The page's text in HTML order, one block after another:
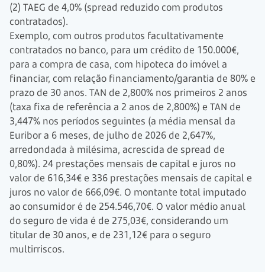
(2) TAEG de 4,0% (spread reduzido com produtos
contratados).
Exemplo, com outros produtos facultativamente
contratados no banco, para um crédito de 150.000€,
para a compra de casa, com hipoteca do imóvel a
financiar, com relação financiamento/garantia de 80% e
prazo de 30 anos. TAN de 2,800% nos primeiros 2 anos
(taxa fixa de referência a 2 anos de 2,800%) e TAN de
3,447% nos períodos seguintes (a média mensal da
Euribor a 6 meses, de julho de 2026 de 2,647%,
arredondada à milésima, acrescida de spread de
0,80%). 24 prestações mensais de capital e juros no
valor de 616,34€ e 336 prestações mensais de capital e
juros no valor de 666,09€. O montante total imputado
ao consumidor é de 254.546,70€. O valor médio anual
do seguro de vida é de 275,03€, considerando um
titular de 30 anos, e de 231,12€ para o seguro
multirriscos.